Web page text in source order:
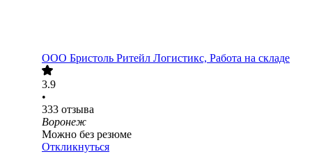
ООО Бристоль Ритейл Логистикс, Работа на складе
3.9
•
333 отзыва
Воронеж
Можно без резюме
Откликнуться